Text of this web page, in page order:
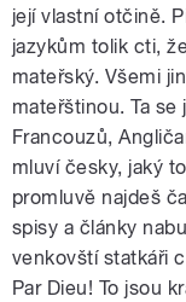
její vlastní otčině.
jazykům tolik cti,
mateřský. Všemi
mateřštinou. Ta
Francouzů,
mluví česky, jaký
promluvě najdeš
spisy a články
venkovští statkáři
Par Dieu! To jsou